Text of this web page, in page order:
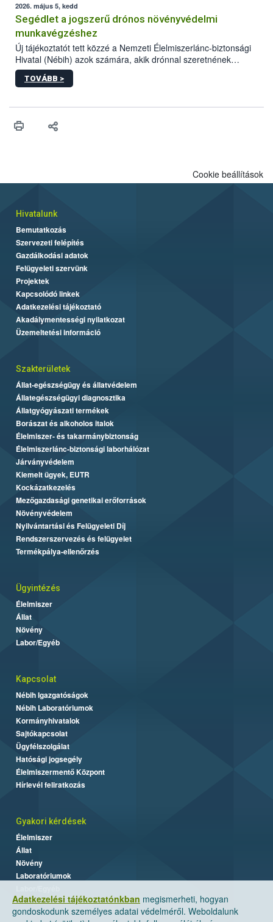
mennyiségének esetenként a kezelt terményeken is jelen kell
lennie. Nem minden élelmiszer tartalmaz szermaradékot.
Azokban az élelmiszerekben is, melyekben kimutathatóak,
általában csak nagyon kis mennyiségben vannak jelen, így nem
jelenthetnek kockázatot a fogyasztó egészségére nézve.
2026. május 5, kedd
Segédlet a jogszerű drónos növényvédelmi
munkavégzéshez
Új tájékoztatót tett közzé a Nemzeti Élelmiszerlánc-biztonsági
Hivatal (Nébih) azok számára, akik drónnal szeretnének
növényvédelmi vagy tápanyag-gazdálkodási tevékenységet
végezni Magyarországon. Az összefoglaló részletesen
műszaki és hatósági feltételek.
TOVÁBB >
Adatkezelési tájékoztatónkban megismerheti, hogyan
gondoskodunk személyes adatai védelméről. Weboldalunk
Cookie beállítások
Hivatalunk
Bemutatkozás
Szervezeti felépítés
Gazdálkodási adatok
Felügyeleti szervünk
Projektek
Kapcsolódó linkek
Adatkezelési tájékoztató
Akadálymentességi nyilatkozat
Üzemeltetési információ
Szakterületek
Állat-egészségügy és állatvédelem
Állategészségügyi diagnosztika
Állatgyógyászati termékek
Borászat és alkoholos italok
Élelmiszer- és takarmánybiztonság
Élelmiszerlánc-biztonsági laborhálózat
Járványvédelem
Kiemelt ügyek, EUTR
Kockázatkezelés
Mezőgazdasági genetikai erőforrások
Növényvédelem
Nyilvántartási és Felügyeleti Díj
Rendszerszervezés és felügyelet
Termékpálya-ellenőrzés
Ügyintézés
Élelmiszer
Állat
Növény
Labor/Egyéb
Kapcsolat
Nébih Igazgatóságok
Nébih Laboratóriumok
Kormányhivatalok
Sajtókapcsolat
Ügyfélszolgálat
Hatósági jogsegély
Élelmiszermentő Központ
Hírlevél feliratkozás
Gyakori kérdések
Élelmiszer
Állat
Növény
Laboratóriumok